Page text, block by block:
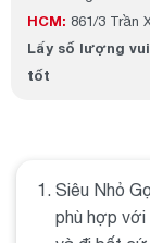
HCM: 861/3 Trần
Lấy số lượng
tốt
Siêu Nhỏ
phù hợp